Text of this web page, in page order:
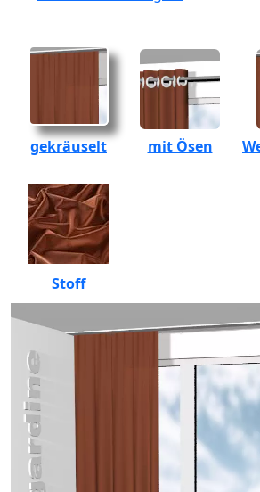
gekräuselt mit Ösen
Stoff